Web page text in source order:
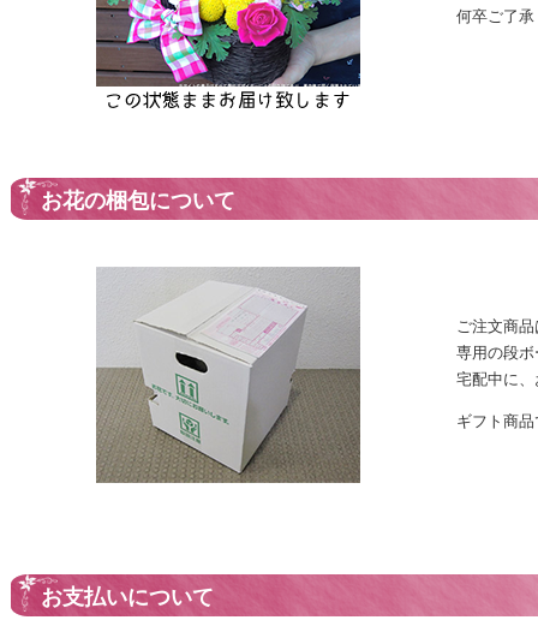
何卒ご了
お花の梱包について
ご注文商
専用の段
宅配中に
ギフト商
お支払いについて